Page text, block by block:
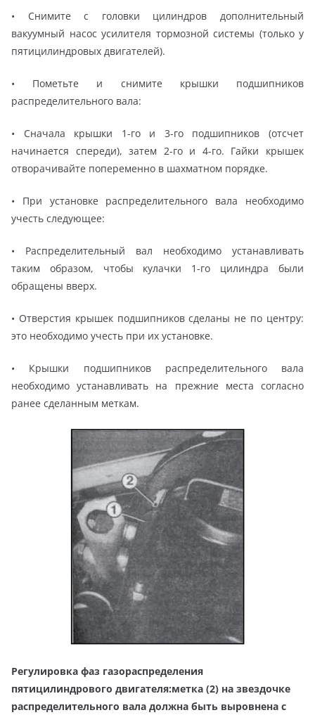
• Снимите с головки цилиндров дополнительный
вакуумный насос усилителя тормозной системы (только у
пятицилиндровых двигателей).
• Пометьте и снимите крышки подшипников
распределительного вала:
• Сначала крышки 1-го и 3-го подшипников (отсчет
начинается спереди), затем 2-го и 4-го. Гайки крышек
отворачивайте попеременно в шахматном порядке.
• При установке распределительного вала необходимо
учесть следующее:
• Распределительный вал необходимо устанавливать
таким образом, чтобы кулачки 1-го цилиндра были
обращены вверх.
• Отверстия крышек подшипников сделаны не по центру:
это необходимо учесть при их установке.
• Крышки подшипников распределительного вала
необходимо устанавливать на прежние места согласно
ранее сделанным меткам.
Регулировка фаз газораспределения
пятицилиндрового двигателя:метка (2) на звездочке
распределительного вала должна быть выровнена с